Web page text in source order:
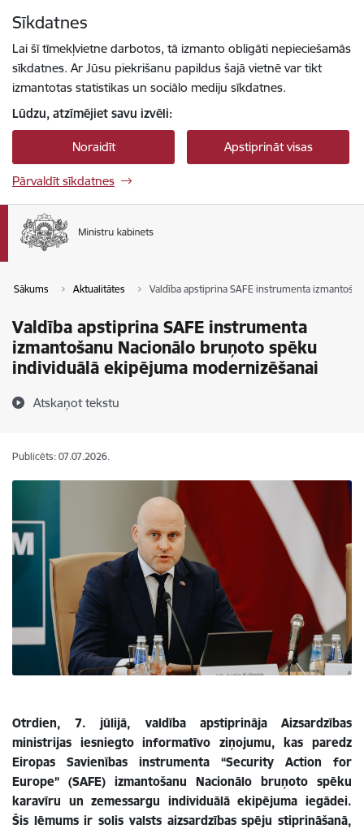
Sīkdatnes
Lai šī tīmekļvietne darbotos, tā izmanto obligāti nepieciešamās
sīkdatnes. Ar Jūsu piekrišanu papildus šajā vietnē var tikt
izmantotas statistikas un sociālo mediju sīkdatnes.
Lūdzu, atzīmējiet savu izvēli:
Noraidīt Apstiprināt visas
Pārvaldīt sīkdatnes
Sākums Aktualitātes Valdība apstiprina SAFE instrumenta
Valdība apstiprina SAFE instrumenta
izmantošanu Nacionālo bruņoto spēku
individuālā ekipējuma modernizēšanai
Atskaņot tekstu
Publicēts: 07.07.2026.
Otrdien, 7. jūlijā, valdība apstiprināja Aizsardzības
ministrijas iesniegto informatīvo ziņojumu, kas paredz
Eiropas Savienības instrumenta “Security Action for
Europe” (SAFE) izmantošanu Nacionālo bruņoto spēku
karavīru un zemessargu individuālā ekipējuma iegādei.
Šis lēmums ir solis valsts aizsardzības spēju stiprināšanā,